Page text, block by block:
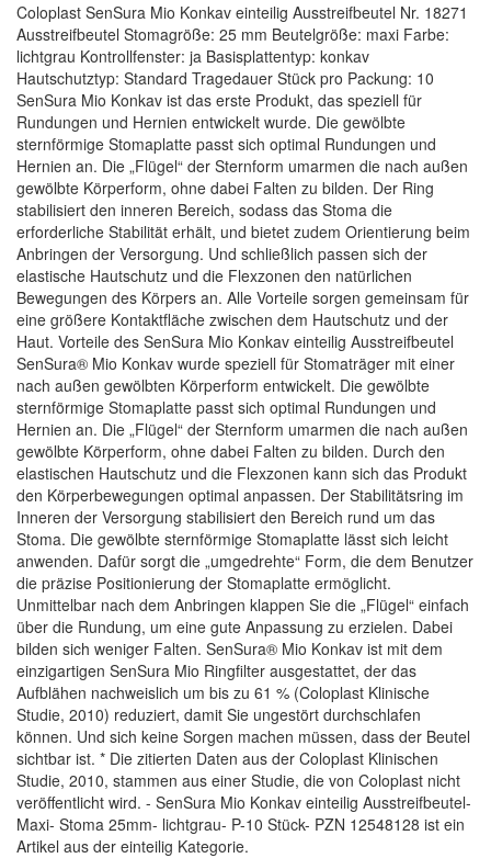
Coloplast SenSura Mio Konkav einteilig Ausstreifbeutel Nr. 18271
Ausstreifbeutel Stomagröße: 25 mm Beutelgröße: maxi Farbe:
lichtgrau Kontrollfenster: ja Basisplattentyp: konkav
Hautschutztyp: Standard Tragedauer Stück pro Packung: 10
SenSura Mio Konkav ist das erste Produkt, das speziell für
Rundungen und Hernien entwickelt wurde. Die gewölbte
sternförmige Stomaplatte passt sich optimal Rundungen und
Hernien an. Die „Flügel“ der Sternform umarmen die nach außen
gewölbte Körperform, ohne dabei Falten zu bilden. Der Ring
stabilisiert den inneren Bereich, sodass das Stoma die
erforderliche Stabilität erhält, und bietet zudem Orientierung beim
Anbringen der Versorgung. Und schließlich passen sich der
elastische Hautschutz und die Flexzonen den natürlichen
Bewegungen des Körpers an. Alle Vorteile sorgen gemeinsam für
eine größere Kontaktfläche zwischen dem Hautschutz und der
Haut. Vorteile des SenSura Mio Konkav einteilig Ausstreifbeutel
SenSura® Mio Konkav wurde speziell für Stomaträger mit einer
nach außen gewölbten Körperform entwickelt. Die gewölbte
sternförmige Stomaplatte passt sich optimal Rundungen und
Hernien an. Die „Flügel“ der Sternform umarmen die nach außen
gewölbte Körperform, ohne dabei Falten zu bilden. Durch den
elastischen Hautschutz und die Flexzonen kann sich das Produkt
den Körperbewegungen optimal anpassen. Der Stabilitätsring im
Inneren der Versorgung stabilisiert den Bereich rund um das
Stoma. Die gewölbte sternförmige Stomaplatte lässt sich leicht
anwenden. Dafür sorgt die „umgedrehte“ Form, die dem Benutzer
die präzise Positionierung der Stomaplatte ermöglicht.
Unmittelbar nach dem Anbringen klappen Sie die „Flügel“ einfach
über die Rundung, um eine gute Anpassung zu erzielen. Dabei
bilden sich weniger Falten. SenSura® Mio Konkav ist mit dem
einzigartigen SenSura Mio Ringfilter ausgestattet, der das
Aufblähen nachweislich um bis zu 61 % (Coloplast Klinische
Studie, 2010) reduziert, damit Sie ungestört durchschlafen
können. Und sich keine Sorgen machen müssen, dass der Beutel
sichtbar ist. * Die zitierten Daten aus der Coloplast Klinischen
Studie, 2010, stammen aus einer Studie, die von Coloplast nicht
veröffentlicht wird. - SenSura Mio Konkav einteilig Ausstreifbeutel-
Maxi- Stoma 25mm- lichtgrau- P-10 Stück- PZN 12548128 ist ein
Artikel aus der einteilig Kategorie.